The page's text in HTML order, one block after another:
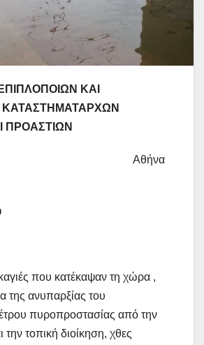
ΚΑΙ
ΠΡΟΑΣΤΙΩΝ
που κατέκαψαν τη χώρα ,
της ανυπαρξίας του
πυροπροστασίας από την
τοπική διοίκηση, χθες